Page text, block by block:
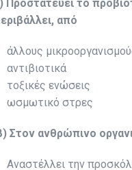
Προστατεύει το
από
άλλους
αντιβιοτικά
τοξικές ενώσεις
ωσμωτικό στρες
Στον ανθρώπινο
Αναστέλλει την